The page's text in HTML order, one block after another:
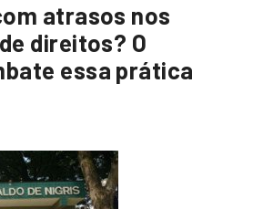
atrasos nos
direitos? O
essa prática